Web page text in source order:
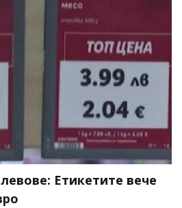
Етикетите вече